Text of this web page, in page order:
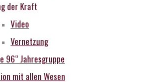
der Kraft
Video
Vernetzung
96“ Jahresgruppe
mit allen Wesen